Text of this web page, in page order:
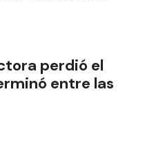
perdió el
entre las